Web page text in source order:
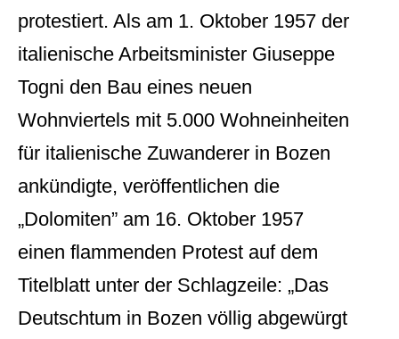
protestiert. Als am 1. Oktober 1957 der
italienische Arbeitsminister Giuseppe
Togni den Bau eines neuen
Wohnviertels mit 5.000 Wohneinheiten
für italienische Zuwanderer in Bozen
ankündigte, veröffentlichen die
„Dolomiten” am 16. Oktober 1957
einen flammenden Protest auf dem
Titelblatt unter der Schlagzeile: „Das
Deutschtum in Bozen völlig abgewürgt